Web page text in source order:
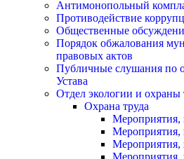
Антимонопольный
Противодействие
Общественные
Порядок обжалования
правовых актов
Публичные слушания по
Устава
Отдел экологии и охраны
Охрана труда
Мероприятия,
Мероприятия,
Мероприятия,